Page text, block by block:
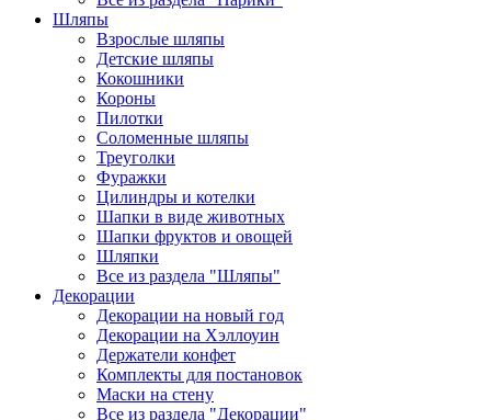
Шляпы
Взрослые шляпы
Детские шляпы
Кокошники
Короны
Пилотки
Соломенные шляпы
Треуголки
Фуражки
Цилиндры и котелки
Шапки в виде животных
Шапки фруктов и овощей
Шляпки
Все из раздела "Шляпы"
Декорации
Декорации на новый год
Декорации на Хэллоуин
Держатели конфет
Комплекты для постановок
Маски на стену
Все из раздела "Декорации"